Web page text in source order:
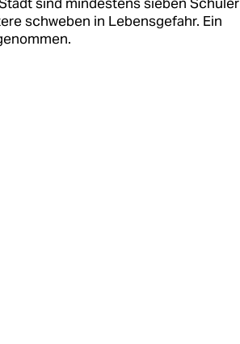
schweben in Lebensgefahr. Ein